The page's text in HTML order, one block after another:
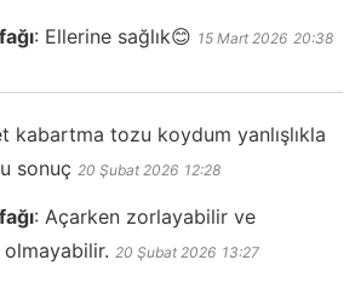
: Ellerine sağlık😊 15 Mart 2026 20:38
kabartma tozu koydum yanlışlıkla
sonuç 20 Şubat 2026 12:28
: Açarken zorlayabilir ve
olmayabilir. 20 Şubat 2026 13:27